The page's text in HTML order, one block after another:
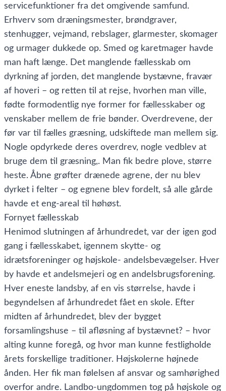
servicefunktioner fra det omgivende samfund.
Erhverv som dræningsmester, brøndgraver,
stenhugger, vejmand, rebslager, glarmester, skomager
og urmager dukkede op. Smed og karetmager havde
man haft længe. Det manglende fællesskab om
dyrkning af jorden, det manglende bystævne, fravær
af hoveri – og retten til at rejse, hvorhen man ville,
fødte formodentlig nye former for fællesskaber og
venskaber mellem de frie bønder. Overdrevene, der
før var til fælles græsning, udskiftede man mellem sig.
Nogle opdyrkede deres overdrev, nogle vedblev at
bruge dem til græsning,. Man fik bedre plove, større
heste. Åbne grøfter drænede agrene, der nu blev
dyrket i felter – og egnene blev fordelt, så alle gårde
havde et eng-areal til høhøst.
Fornyet fællesskab
Henimod slutningen af århundredet, var der igen god
gang i fællesskabet, igennem skytte- og
idrætsforeninger og højskole- andelsbevægelser. Hver
by havde et andelsmejeri og en andelsbrugsforening.
Hver eneste landsby, af en vis størrelse, havde i
begyndelsen af århundredet fået en skole. Efter
midten af århundredet, blev der bygget
forsamlingshuse – til afløsning af bystævnet? – hvor
alting kunne foregå, og hvor man kunne festligholde
årets forskellige traditioner. Højskolerne højnede
ånden. Her fik man følelsen af ansvar og samhørighed
overfor andre. Landbo-ungdommen tog på højskole og